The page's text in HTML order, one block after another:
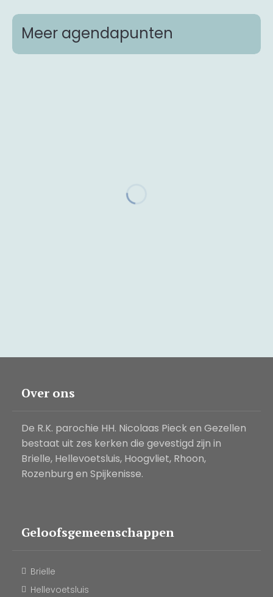
Meer agendapunten
Over ons
De R.K. parochie HH. Nicolaas Pieck en Gezellen
bestaat uit zes kerken die gevestigd zijn in
Brielle, Hellevoetsluis, Hoogvliet, Rhoon,
Rozenburg en Spijkenisse.
Geloofsgemeenschappen
Brielle
Hellevoetsluis